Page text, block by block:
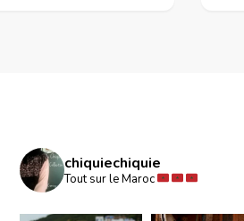
chiquiechiquie
Tout sur le Maroc